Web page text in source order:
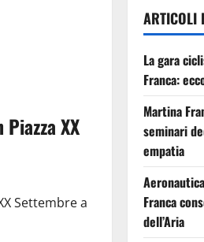
XX
Settembre a
ARTICOLI
La gara
Franca:
Martina
seminari
empatia
Franca
dell’Aria